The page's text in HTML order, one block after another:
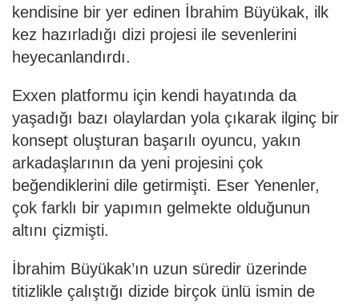
kendisine bir yer edinen İbrahim Büyükak, ilk
kez hazırladığı dizi projesi ile sevenlerini
heyecanlandırdı.
Exxen platformu için kendi hayatında da
yaşadığı bazı olaylardan yola çıkarak ilginç bir
konsept oluşturan başarılı oyuncu, yakın
arkadaşlarının da yeni projesini çok
beğendiklerini dile getirmişti. Eser Yenenler,
çok farklı bir yapımın gelmekte olduğunun
altını çizmişti.
İbrahim Büyükak’ın uzun süredir üzerinde
titizlikle çalıştığı dizide birçok ünlü ismin de